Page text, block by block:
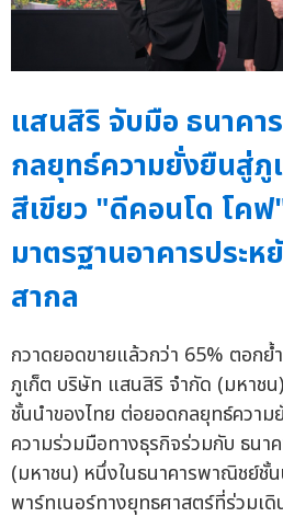
แสนสิริ จับมือ ธนาคา
กลยุทธ์ความยั่งยืนสู่ภู
สีเขียว "ดีคอนโด โค
มาตรฐานอาคารประ
สากล
กวาดยอดขายแล้วกว่า 65% ตอกย้
ภูเก็ต บริษัท แสนสิริ จำกัด (มหา
ชั้นนำของไทย ต่อยอดกลยุทธ์ความ
ความร่วมมือทางธุรกิจร่วมกับ ธนา
(มหาชน) หนึ่งในธนาคารพาณิชย์ชั้น
พาร์ทเนอร์ทางยุทธศาสตร์ที่ร่วมเ